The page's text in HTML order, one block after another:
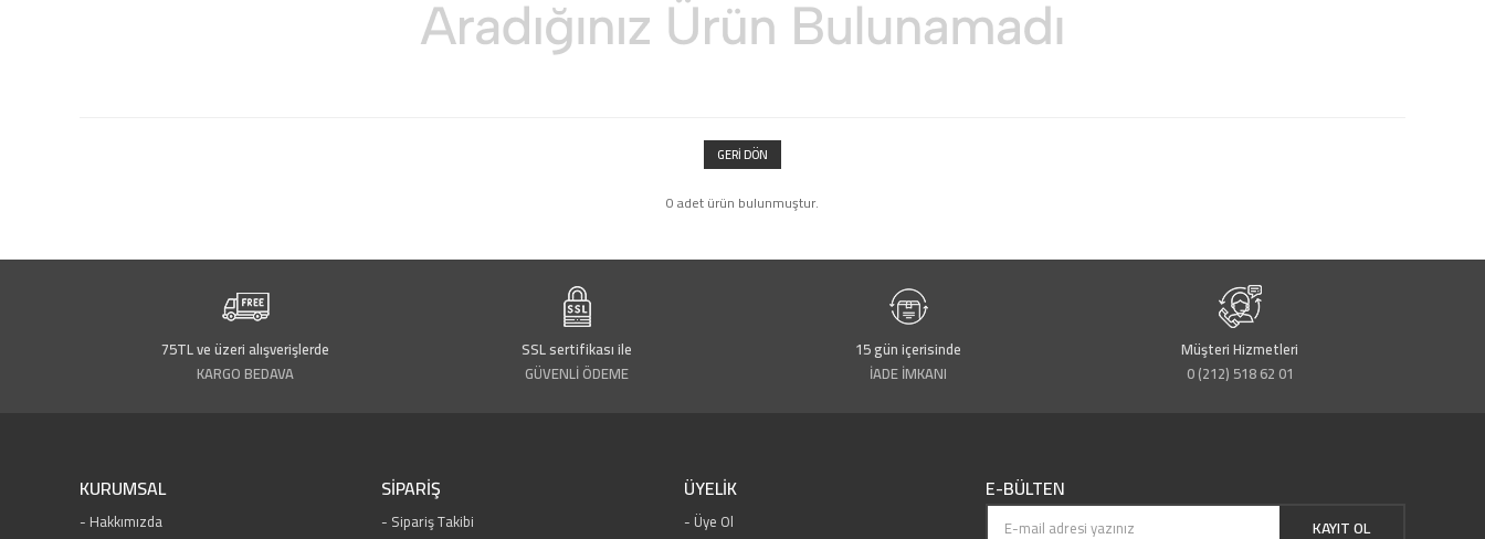
GERI DÖN
0 adet ürün bulunmuştur.
75TL ve üzeri alışverişlerde
KARGO BEDAVA
SSL sertifikası ile
GÜVENLİ ÖDEME
15 gün içerisinde
İADE İMKANI
Müşteri Hizmetleri
0 (212) 518 62 01
KURUMSAL
Hakkımızda
SİPARİŞ
Sipariş Takibi
ÜYELİK
Üye Ol
E-BÜLTEN
KAYIT OL